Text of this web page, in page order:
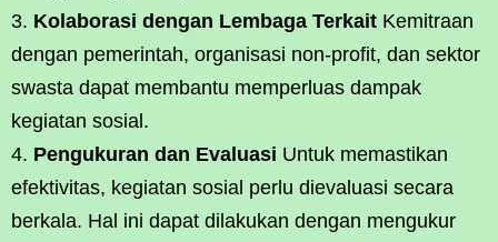
Kolaborasi dengan Lembaga Terkait Kemitraan
dengan pemerintah, organisasi non-profit, dan sektor
swasta dapat membantu memperluas dampak
kegiatan sosial.
Pengukuran dan Evaluasi Untuk memastikan
efektivitas, kegiatan sosial perlu dievaluasi secara
berkala. Hal ini dapat dilakukan dengan mengukur